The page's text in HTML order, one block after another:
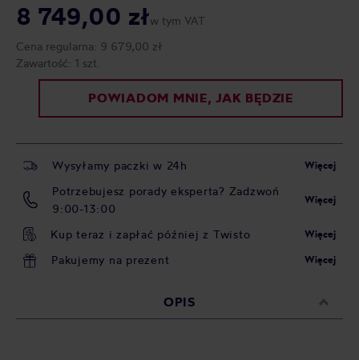
8 749,00 złw tym VAT
Cena regularna: 9 679,00 zł
Zawartość: 1 szt.
POWIADOM MNIE, JAK BĘDZIE
Wysyłamy paczki w 24h Więcej
Potrzebujesz porady eksperta? Zadzwoń
9:00-13:00
Więcej
Kup teraz i zapłać później z Twisto Więcej
Pakujemy na prezent Więcej
OPIS